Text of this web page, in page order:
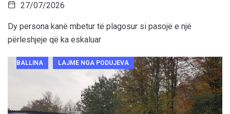
27/07/2026
Dy persona kanë mbetur të plagosur si pasojë e një
përleshjeje që ka eskaluar
BALLINA LAJME NGA PODUJEVA